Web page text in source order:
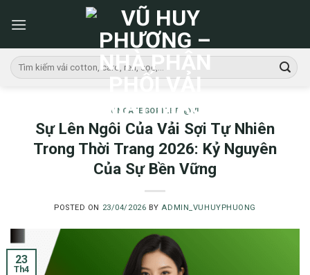
Tìm
kiếm:
UNCATEGORIZED @VI
Sự Lên Ngôi Của Vải Sợi Tự Nhiên
Trong Thời Trang 2026: Kỷ Nguyên
Của Sự Bền Vững
POSTED ON 23/04/2026 BY ADMIN_VUHUYPHUONG
23
Th4